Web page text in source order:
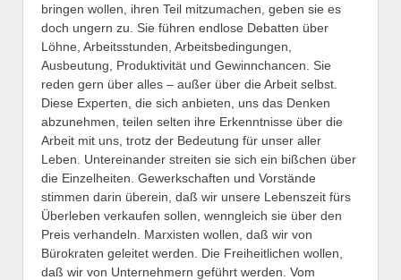
bringen wollen, ihren Teil mitzumachen, geben sie es
doch ungern zu. Sie führen endlose Debatten über
Löhne, Arbeitsstunden, Arbeitsbedingungen,
Ausbeutung, Produktivität und Gewinnchancen. Sie
reden gern über alles – außer über die Arbeit selbst.
Diese Experten, die sich anbieten, uns das Denken
abzunehmen, teilen selten ihre Erkenntnisse über die
Arbeit mit uns, trotz der Bedeutung für unser aller
Leben. Untereinander streiten sie sich ein bißchen über
die Einzelheiten. Gewerkschaften und Vorstände
stimmen darin überein, daß wir unsere Lebenszeit fürs
Überleben verkaufen sollen, wenngleich sie über den
Preis verhandeln. Marxisten wollen, daß wir von
Bürokraten geleitet werden. Die Freiheitlichen wollen,
daß wir von Unternehmern geführt werden. Vom